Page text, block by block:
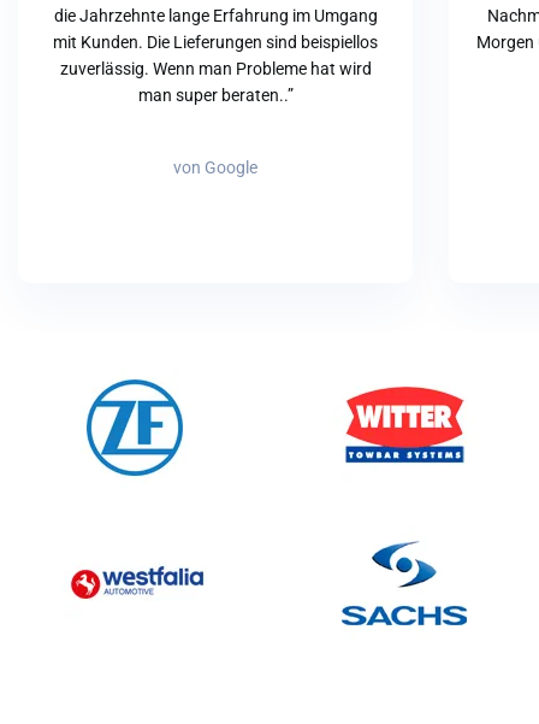
die Jahrzehnte lange Erfahrung im Umgang
mit Kunden. Die Lieferungen sind beispiellos
zuverlässig. Wenn man Probleme hat wird
man super beraten..”
von Google
Morgen